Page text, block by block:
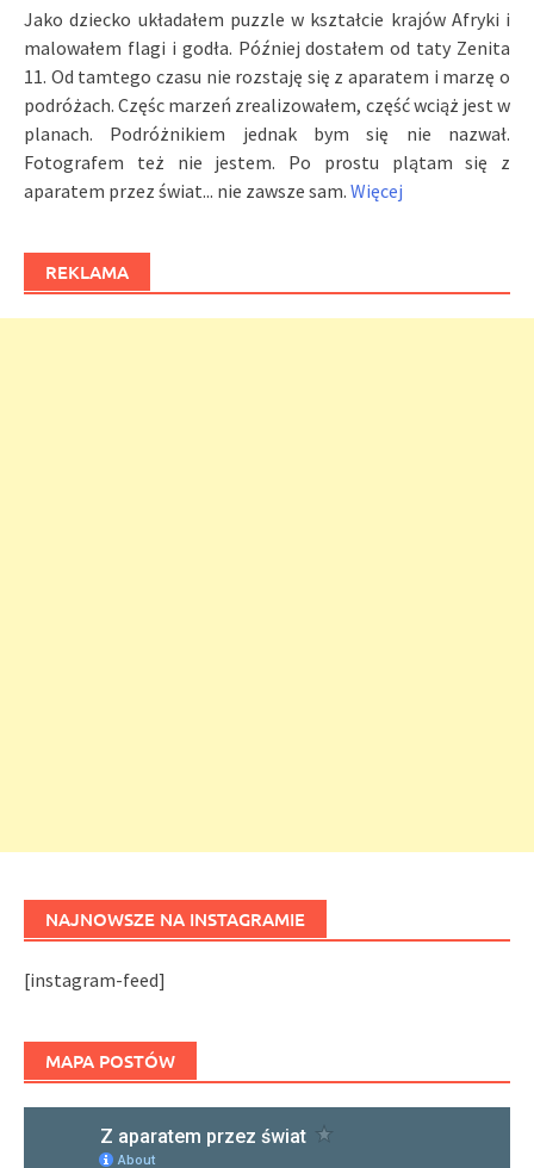
Jako dziecko układałem puzzle w kształcie krajów Afryki i
malowałem flagi i godła. Później dostałem od taty Zenita
11. Od tamtego czasu nie rozstaję się z aparatem i marzę o
podróżach. Częśc marzeń zrealizowałem, część wciąż jest w
planach. Podróżnikiem jednak bym się nie nazwał.
Fotografem też nie jestem. Po prostu plątam się z
aparatem przez świat... nie zawsze sam. Więcej
REKLAMA
NAJNOWSZE NA INSTAGRAMIE
[instagram-feed]
MAPA POSTÓW